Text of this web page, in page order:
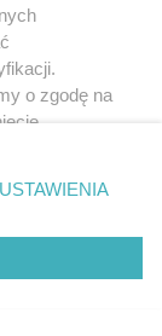
o zgodę na
zgody
takiemu
tylko
USTAWIENIA